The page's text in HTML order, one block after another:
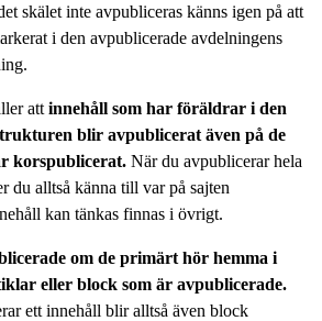
skälet inte avpubliceras känns igen på att
i den avpublicerade avdelningens
att innehåll som har föräldrar i den
blir avpublicerat även på de
korspublicerat. När du avpublicerar hela
du alltså känna till var på sajten
kan tänkas finnas i övrigt.
om de primärt hör hemma i
eller block som är avpublicerade.
ett innehåll blir alltså även block